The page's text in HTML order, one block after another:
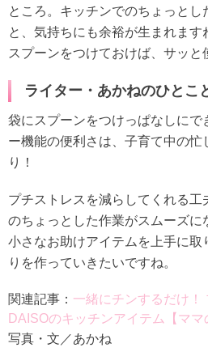
ところ。キッチンでのちょっとし
と、気持ちにも余裕が生まれま
スプーンをつけておけば、サッ
ライター・あかねのひとこ
袋にスプーンをつけっぱなしにで
ー機能の便利さは、子育て中の忙
り！
プチストレスを減らしてくれる工
のちょっとした作業がスムーズ
小さなお助けアイテムを上手に取
りを作っていきたいですね。
関連記事： 一緒にチンするだけ！
DAISOのキッチンアイテム【ママ
写真・文／あかね